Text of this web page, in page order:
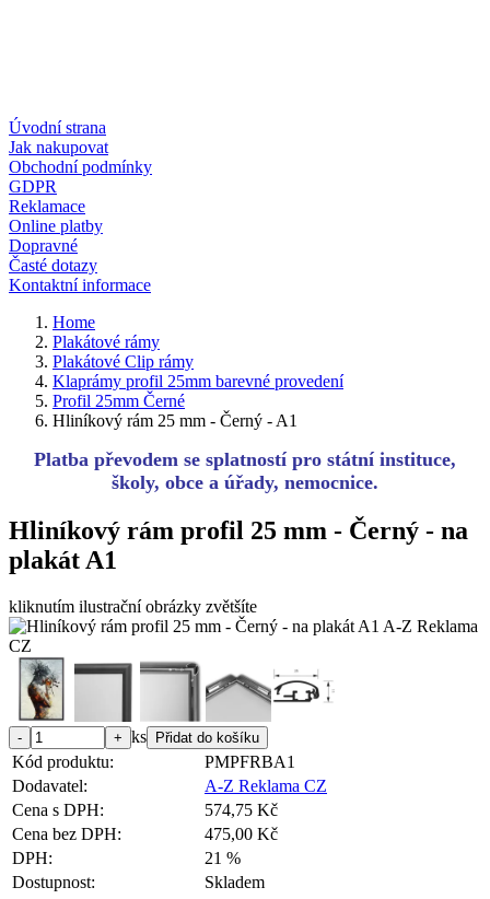
Úvodní strana
Jak nakupovat
Obchodní podmínky
GDPR
Reklamace
Online platby
Dopravné
Časté dotazy
Kontaktní informace
Home
Plakátové rámy
Plakátové Clip rámy
Klaprámy profil 25mm barevné provedení
Profil 25mm Černé
Hliníkový rám 25 mm - Černý - A1
Platba převodem se splatností pro státní instituce,
školy, obce a úřady, nemocnice.
Hliníkový rám profil 25 mm - Černý - na
plakát A1
kliknutím ilustrační obrázky zvětšíte
ks
Kód produktu:
PMPFRBA1
Dodavatel:
A-Z Reklama CZ
Cena s DPH:
574,75 Kč
Cena bez DPH:
475,00 Kč
DPH:
21 %
Dostupnost:
Skladem